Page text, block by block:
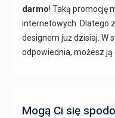
darmo! Taką promocję
internetowych. Dlatego
designem już dzisiaj. W
odpowiednia, możesz ją
Mogą Ci się